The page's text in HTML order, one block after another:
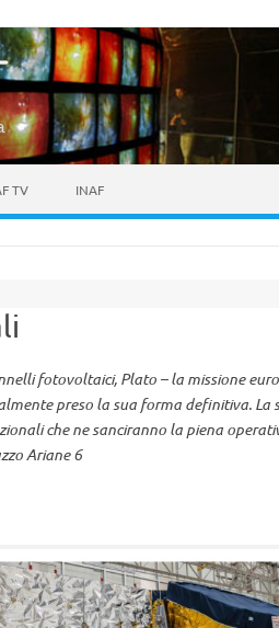
TV INAF
fotovoltaici, Plato – la missione
preso la sua forma definitiva. La
che ne sanciranno la piena
Ariane 6